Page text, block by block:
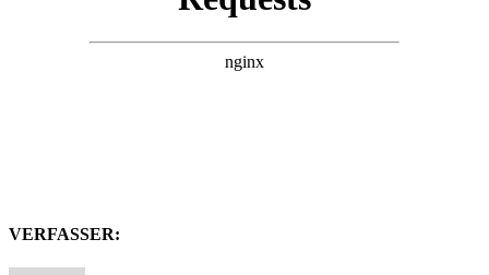
VERFASSER: